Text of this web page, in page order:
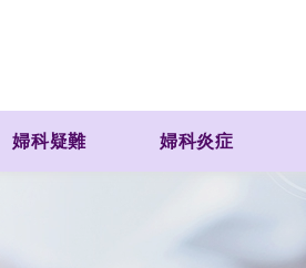
婦科疑難 婦科炎症